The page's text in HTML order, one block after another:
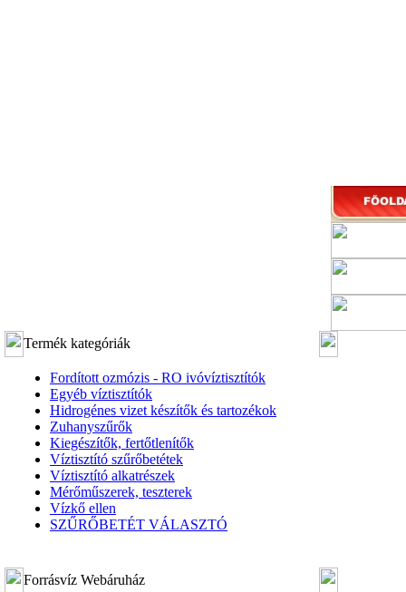
Termék kategóriák
Fordított ozmózis - RO ivóvíztisztítók
Egyéb víztisztítók
Hidrogénes vizet készítők és tartozékok
Zuhanyszűrők
Kiegészítők, fertőtlenítők
Víztisztító szűrőbetétek
Víztisztító alkatrészek
Mérőműszerek, teszterek
Vízkő ellen
SZŰRŐBETÉT VÁLASZTÓ
Forrásvíz Webáruház